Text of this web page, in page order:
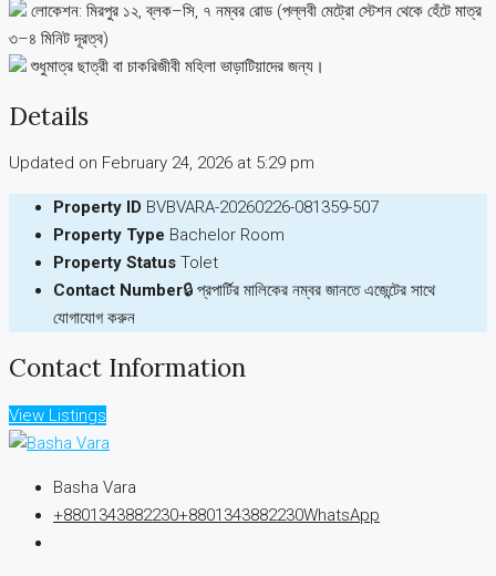
লোকেশন: মিরপুর ১২, ব্লক–সি, ৭ নম্বর রোড (পল্লবী মেট্রো স্টেশন থেকে হেঁটে মাত্র
৩–৪ মিনিট দূরত্ব)
শুধুমাত্র ছাত্রী বা চাকরিজীবী মহিলা ভাড়াটিয়াদের জন্য।
Details
Updated on February 24, 2026 at 5:29 pm
Property ID BVBVARA-20260226-081359-507
Property Type Bachelor Room
Property Status Tolet
Contact Number🔒 প্রপার্টির মালিকের নম্বর জানতে এজেন্টের সাথে
যোগাযোগ করুন
Contact Information
View Listings
Basha Vara
+8801343882230+8801343882230WhatsApp